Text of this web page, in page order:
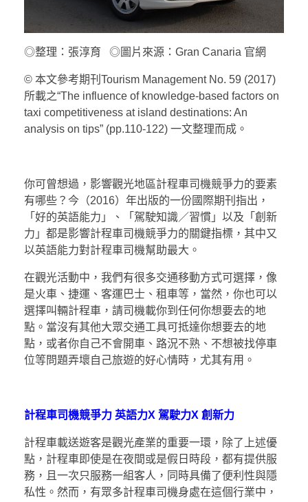
◎整理：張淳育 ◎圖片來源：Gran Canaria 官網
© 本文參考期刊Tourism Management No. 59 (2017)
所載之“The influence of knowledge-based factors on
taxi competitiveness at island destinations: An
analysis on tips” (pp.110-122) 一文整理而成。
你可曾想過，影響觀光地區計程車司機競爭力的要素
有哪些？今（2016）年出版的一份國際期刊指出，
「好的英語能力」、「駕駛知識／習慣」以及「創新
力」都是影響計程車司機競爭力的關鍵指標，其中又
以英語能力對計程車司機幫助最大。
在觀光活動中，我們有很多交通移動方式可選擇，像
是火車、捷運、客運巴士、租車等，當然，你也可以
選擇叫輛計程車，請司機載你到任何你想要去的地
點。當沒有其他大眾交通工具可抵達你想要去的地
點，或者你自己不會開車、路況不熟、不想被找停車
位等問題弄壞自己旅遊的好心情時，尤其有用。
計程車司機競爭力 英語力X 駕駛力X 創新力
計程車載送遊客是觀光產業的重要一環，除了上述優
點，計程車即使是在夜間或是假日時段，都有提供服
務，且一次只服務一組客人，同時具備了便利性與隱
私性。然而，有眾多計程車司機身處在這個行業中，